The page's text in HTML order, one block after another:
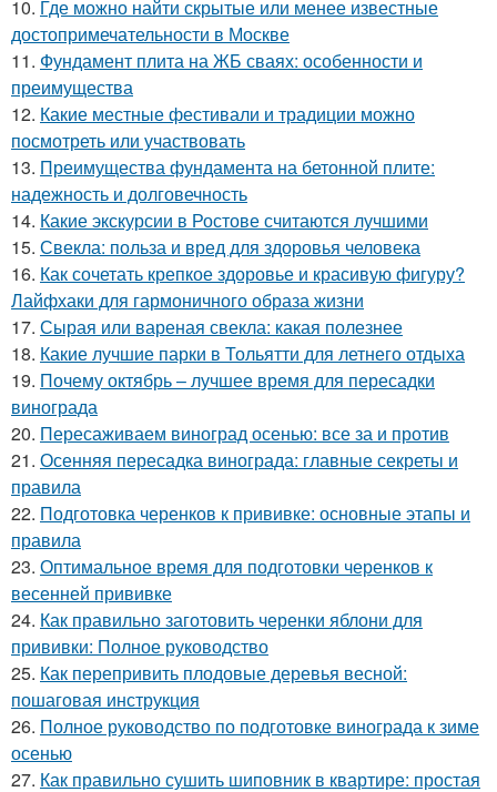
10. Где можно найти скрытые или менее известные
достопримечательности в Москве
11. Фундамент плита на ЖБ сваях: особенности и
преимущества
12. Какие местные фестивали и традиции можно
посмотреть или участвовать
13. Преимущества фундамента на бетонной плите:
надежность и долговечность
14. Какие экскурсии в Ростове считаются лучшими
15. Свекла: польза и вред для здоровья человека
16. Как сочетать крепкое здоровье и красивую фигуру?
Лайфхаки для гармоничного образа жизни
17. Сырая или вареная свекла: какая полезнее
18. Какие лучшие парки в Тольятти для летнего отдыха
19. Почему октябрь – лучшее время для пересадки
винограда
20. Пересаживаем виноград осенью: все за и против
21. Осенняя пересадка винограда: главные секреты и
правила
22. Подготовка черенков к прививке: основные этапы и
правила
23. Оптимальное время для подготовки черенков к
весенней прививке
24. Как правильно заготовить черенки яблони для
прививки: Полное руководство
25. Как перепривить плодовые деревья весной:
пошаговая инструкция
26. Полное руководство по подготовке винограда к зиме
осенью
27. Как правильно сушить шиповник в квартире: простая